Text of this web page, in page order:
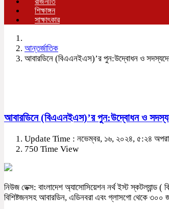
শিক্ষাঙ্গন
সাক্ষাৎকার
আন্তর্জাতিক
আবারডিনে (বিএএনইএস)’র পুন:উদ্বোধন ও
আবারডিনে (বিএএনইএস)’র পুন:উদ্বোধন ও
Update Time : নভেম্বর, ১৬, ২০২৪, ৫:২৪
750 Time View
নিউজ ডেক্স: বাংলাদেশ অ্যাসোসিয়েশন নর্থ ইস্ট
বিশিষ্টজনসহ আবারডিন, এডিনবরা এবং গ্লাসগো থেকে ৩০০